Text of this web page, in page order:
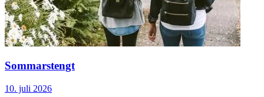
Sommarstengt
10. juli 2026